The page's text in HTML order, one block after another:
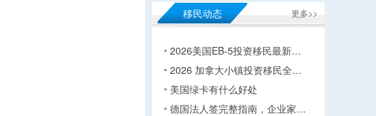
更多>>
移民动态
2026美国EB-5投资移民最新…
2026 加拿大小镇投资移民全…
美国绿卡有什么好处
德国法人签完整指南，企业家…